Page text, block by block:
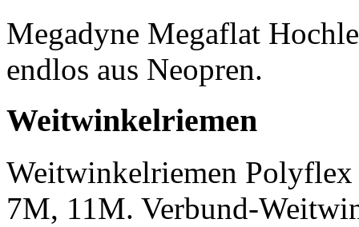
Megadyne Megaflat
endlos aus Neopren.
Weitwinkelriemen
Weitwinkelriemen
7M, 11M. Verbund-